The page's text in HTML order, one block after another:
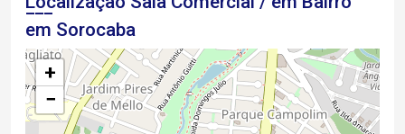
em Sorocaba
+
−